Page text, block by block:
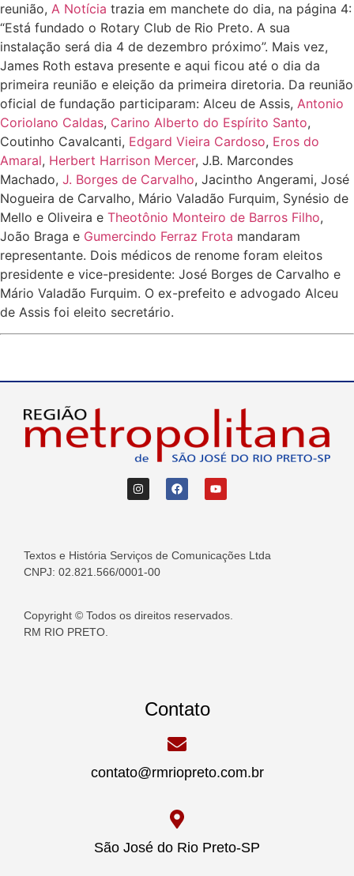
reunião, A Notícia trazia em manchete do dia, na página 4:
“Está fundado o Rotary Club de Rio Preto. A sua
instalação será dia 4 de dezembro próximo”. Mais vez,
James Roth estava presente e aqui ficou até o dia da
primeira reunião e eleição da primeira diretoria. Da reunião
oficial de fundação participaram: Alceu de Assis, Antonio
Coriolano Caldas, Carino Alberto do Espírito Santo,
Coutinho Cavalcanti, Edgard Vieira Cardoso, Eros do
Amaral, Herbert Harrison Mercer, J.B. Marcondes
Machado, J. Borges de Carvalho, Jacintho Angerami, José
Nogueira de Carvalho, Mário Valadão Furquim, Synésio de
Mello e Oliveira e Theotônio Monteiro de Barros Filho,
João Braga e Gumercindo Ferraz Frota mandaram
representante. Dois médicos de renome foram eleitos
presidente e vice-presidente: José Borges de Carvalho e
Mário Valadão Furquim. O ex-prefeito e advogado Alceu
de Assis foi eleito secretário.
Textos e História Serviços de Comunicações Ltda
CNPJ: 02.821.566/0001-00
Copyright © Todos os direitos reservados.
RM RIO PRETO.
Contato
contato@rmriopreto.com.br
São José do Rio Preto-SP